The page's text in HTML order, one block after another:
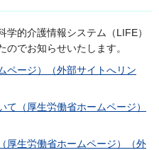
的介護情報システム（LIFE）
でお知らせいたします。
ページ）（外部サイトへリン
（厚生労働省ホームページ）
厚生労働省ホームページ）（外